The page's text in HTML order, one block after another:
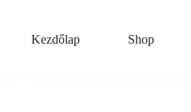
Kezdőlap Shop